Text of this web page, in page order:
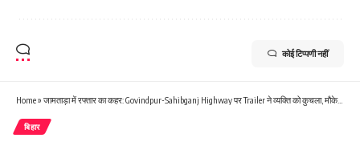
कोई टिप्पणी नहीं
Home» जामताड़ा में रफ्तार का कहर: Govindpur-Sahibganj Highway पर Trailer ने व्यक्ति को कुचला, मौके पर ही मौत
बिहार